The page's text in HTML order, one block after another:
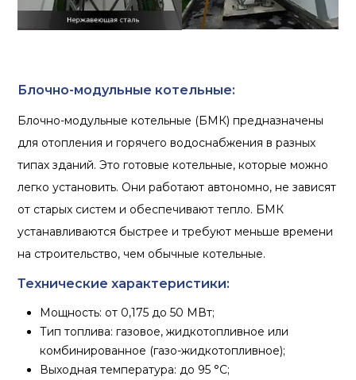
Блочно-модульные котельные:
Блочно-модульные котельные (БМК) предназначены
для отопления и горячего водоснабжения в разных
типах зданий. Это готовые котельные, которые можно
легко установить. Они работают автономно, не зависят
от старых систем и обеспечивают тепло. БМК
устанавливаются быстрее и требуют меньше времени
на строительство, чем обычные котельные.
Технические характеристики:
Мощность: от 0,175 до 50 МВт;
Тип топлива: газовое, жидкотопливное или
комбинированное (газо-жидкотопливное);
Выходная температура: до 95 °С;